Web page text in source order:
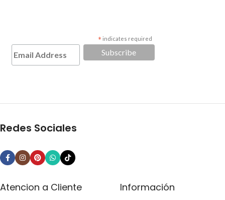
* indicates required
Redes Sociales
Atencion a Cliente Información